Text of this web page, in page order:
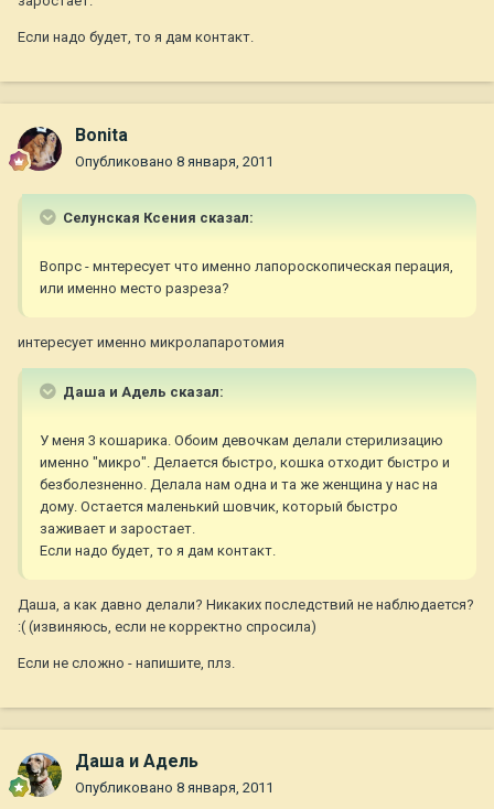
Если надо будет, то я дам контакт.
Bonita
Опубликовано 8 января, 2011
Селунская Ксения сказал:
Вопрс - мнтересует что именно лапороскопическая перация,
или именно место разреза?
интересует именно микролапаротомия
Даша и Адель сказал:
У меня 3 кошарика. Обоим девочкам делали стерилизацию
именно "микро". Делается быстро, кошка отходит быстро и
безболезненно. Делала нам одна и та же женщина у нас на
дому. Остается маленький шовчик, который быстро
заживает и заростает.
Если надо будет, то я дам контакт.
Даша, а как давно делали? Никаких последствий не наблюдается?
:( (извиняюсь, если не корректно спросила)
Если не сложно - напишите, плз.
Даша и Адель
Опубликовано 8 января, 2011